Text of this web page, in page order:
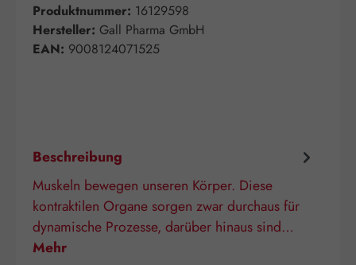
Produktnummer: 16129598
Hersteller: Gall Pharma GmbH
EAN: 9008124071525
Beschreibung
Muskeln bewegen unseren Körper. Diese
kontraktilen Organe sorgen zwar durchaus für
dynamische Prozesse, darüber hinaus sind…
Mehr